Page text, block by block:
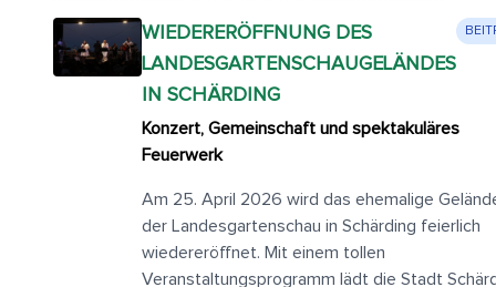
WIEDERERÖFFNUNG DES
LANDESGARTENSCHAUGELÄNDES
IN SCHÄRDING
Konzert, Gemeinschaft und spektakuläres
Feuerwerk
Am 25. April 2026 wird das ehemalige
der Landesgartenschau in Schärding feierlich
wiedereröffnet. Mit einem tollen
Veranstaltungsprogramm lädt die Stadt